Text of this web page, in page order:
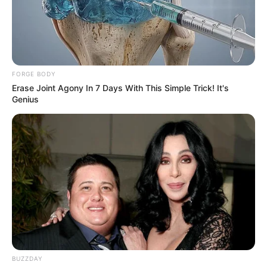
FORGE BODY
Erase Joint Agony In 7 Days With This Simple Trick! It's
Genius
BUZZDAY